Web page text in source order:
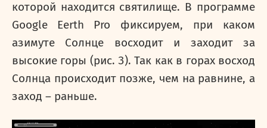
которой находится святилище. В программе
Google
Eerth Pro фиксируем, при каком
азимуте Солнце восходит и заходит за
высокие горы (рис. 3). Так как в горах восход
Солнца происходит позже, чем на равнине, а
заход – раньше.